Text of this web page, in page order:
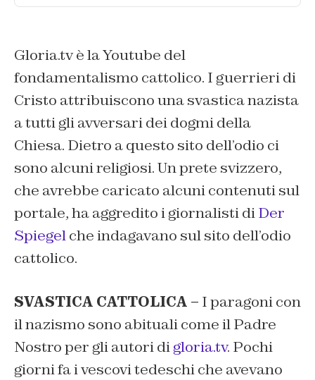
Gloria.tv è la Youtube del
fondamentalismo cattolico. I guerrieri di
Cristo attribuiscono una svastica nazista
a tutti gli avversari dei dogmi della
Chiesa. Dietro a questo sito dell’odio ci
sono alcuni religiosi. Un prete svizzero,
che avrebbe caricato alcuni contenuti sul
portale, ha aggredito i giornalisti diDer
Spiegelche indagavano sul sito dell’odio
cattolico.
SVASTICA CATTOLICA – I paragoni con
il nazismo sono abituali come il Padre
Nostro per gli autori digloria.tv. Pochi
giorni fa i vescovi tedeschi che avevano